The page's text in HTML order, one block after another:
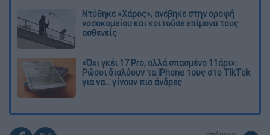
Ντύθηκε «Χάρος», ανέβηκε στην οροφή
νοσοκομείου και κοιτούσε επίμονα τους
ασθενείς
«Όχι γκέι 17 Pro, αλλά σπασμένο 11άρι»:
Ρώσοι διαλύουν τα iPhone τους στο TikTok
για να... γίνουν πιο άνδρες